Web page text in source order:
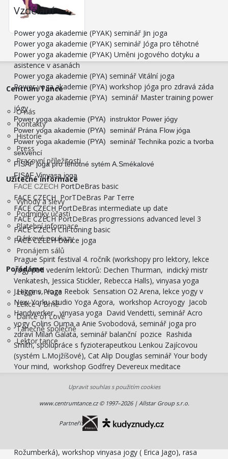
Vzdělání
Power yoga akademie (PYAK) seminář Jin joga
Power yoga akademie (PYAK) seminář Jóga pro těhotné
Power yoga akademie (PYAK) Uměni jogového dotyku a
asistence v asanách
Power yoga akademie (PYA) seminář Vitální joga
Power yoga akademie (PYA) workshop jóga pro zdravá záda
Power yoga akademie (PYA) seminář Master training power
jógy
Power yoga akademie (PYA) instruktor Power jógy
Power yoga akademie (PYA) seminář Prána Flow jóga
Power yoga akademie (PYA) seminář Technika pozic a tvorba
sekvencí
FISAF joga pro těhotné sytém A.Smékalové
FISAF Vinyasa joga
FACE CZECH PortDeBras basic
FACE CZECH PorTDeBras Par Terre
FACE CZECH PortDeBras intermediate up date
FACE CZECH PortDeBras progrressions advanced level 3
FACE CZECH Chi-toning basic
FACE CZECH Dance joga
Prague Spirit festival 4. ročník (workshopy pro lektory, lekce
yogy pod vedením lektorů: Dechen Thurman, indický mistr
Venkatesh, Jessica Stickler, Rebecca Halls), vinyasa yoga
J.Higgins, Yoga Reebok Sensation O2 Arena, lekce yogy v
New Yorku studio Yoga Agora, workshop Acroyogy Jacob
Handwerker, vinyasa yoga David Vendetti, seminář Acro
yogy Colins Ouma a Anie Svobodová, seminář joga pro
zdraví Milan Galata, seminář balanční pozice Rashida
Smith, spolupráce s fyzioterapeutkou Lenkou Zajícovou
(systém L.Mojžíšové), Cat Alip Douglas seminář Your body
Your mind, workshop Godfrey Devereux meditace
Marcelou Mikešovou a Kamilou Neumannovou, intezivní
víkendový seminář hatha jogy indický mistr Venkatesh,
workshop power joga master class and Long Slow Deep
Bryan Kest, Prague Spirit festival 5. ročník (lekce Jessica
Stickler, Twee Merrigan), víkendový kurz prana vashya jogy (
Rožumberká), workshop vinyasa jogy ( Erica Jago), rasa
Centrum Tance
O nás
Kontakty
Historie
Press
Pracovní příležitosti
Užitečné informace
Výhody a slevy
Podmínky účasti
Platební informace
Dárkové poukazy
Pronájem sálů
Pořádáme
Lekce v Praze
Lekce v Brně
Dance of Love
Tanečně společně
Lektor tance
Upravit souhlas s použitím cookies
www.centrumtance.cz © 1997–2026 | Allstar Group s.r.o.
Partneři: